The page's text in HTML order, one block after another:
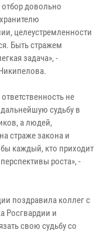
довольно
целеустремленности
Быть стражем
задача», -
не
судьбу в
а людей,
страже закона и
каждый, кто приходит
роста», -
поздравила коллег с
Росгвардии и
свою судьбу со